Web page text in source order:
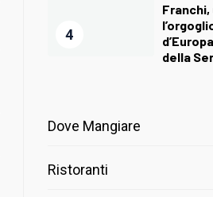
4
della
Dove Mangiare
Ristoranti